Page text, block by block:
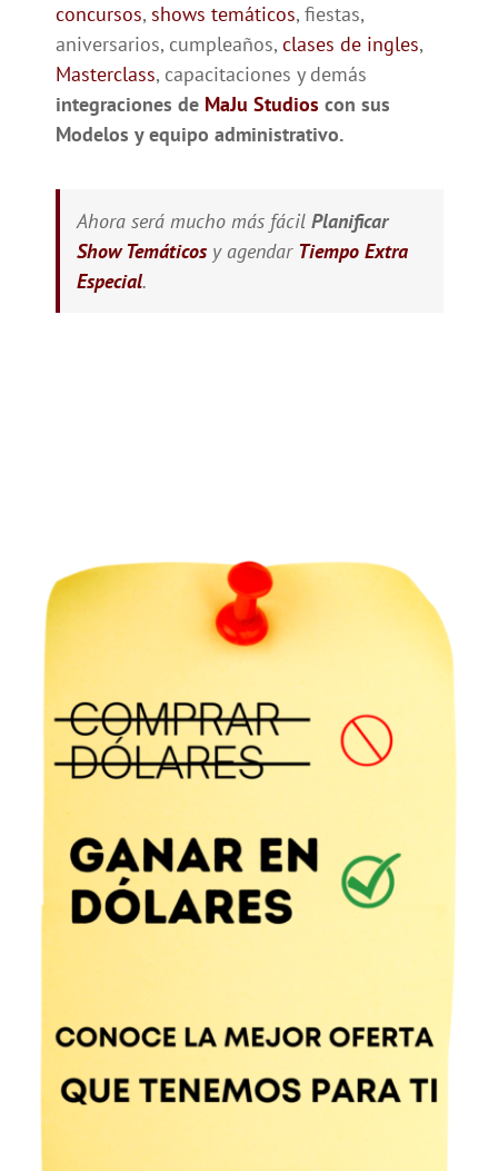
concursos, shows temáticos, fiestas,
aniversarios, cumpleaños, clases de ingles,
Masterclass, capacitaciones y demás
integraciones de MaJu Studios con sus
Modelos y equipo administrativo.
Ahora será mucho más fácil Planificar
Show Temáticosy agendar Tiempo Extra
Especial.